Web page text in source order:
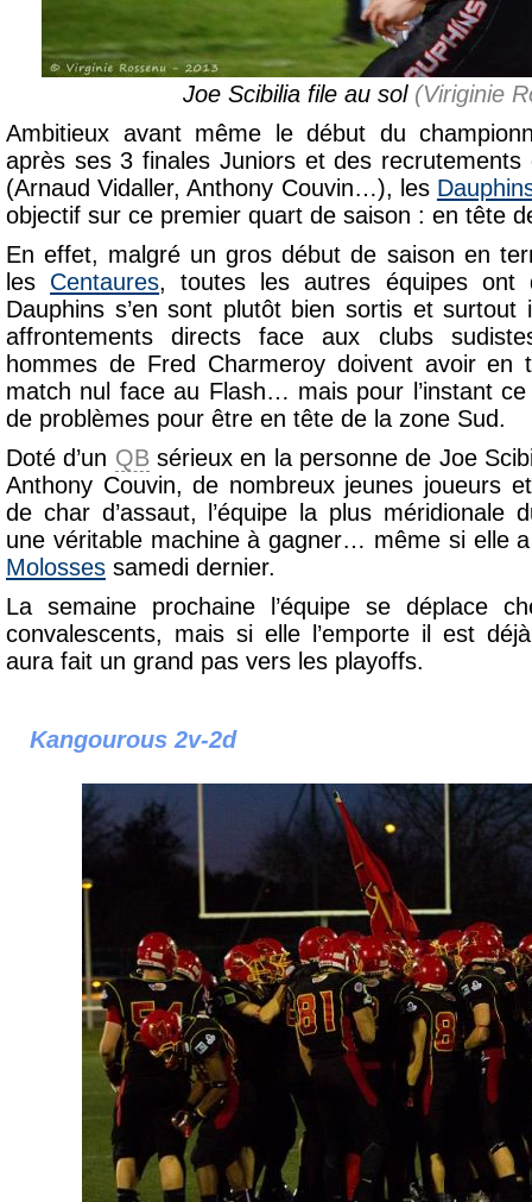
Joe Scibilia file au sol (Viriginie
Ambitieux avant même le début du
après ses 3 finales Juniors et des recrutements
(Arnaud Vidaller, Anthony Couvin…), les
objectif sur ce premier quart de saison : en tête
En effet, malgré un gros début de saison en
les Centaures, toutes les autres équipes ont
Dauphins s’en sont plutôt bien sortis et
affrontements directs face aux clubs
hommes de Fred Charmeroy doivent avoir en
match nul face au Flash… mais pour l’instant
de problèmes pour être en tête de la zone Sud.
Doté d’un QBsérieux en la personne de Joe
Anthony Couvin, de nombreux jeunes joueurs
de char d’assaut, l’équipe la plus méridionale
une véritable machine à gagner… même si elle
Molosses samedi dernier.
La semaine prochaine l’équipe se déplace
convalescents, mais si elle l’emporte il est
aura fait un grand pas vers les playoffs.
Kangourous 2v-2d